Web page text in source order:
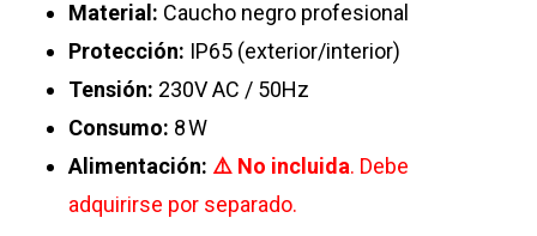
Material: Caucho negro profesional
Protección: IP65 (exterior/interior)
Tensión: 230V AC / 50Hz
Consumo: 8 W
Alimentación: ⚠️ No incluida. Debe
adquirirse por separado.